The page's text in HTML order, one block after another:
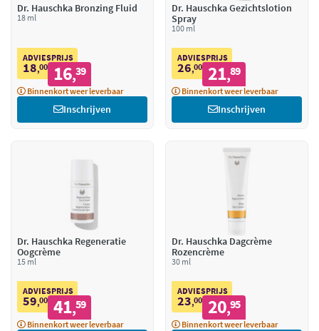
Dr. Hauschka Bronzing Fluid
18 ml
ADVIESPRIJS
18,00 16,39
Binnenkort weer leverbaar
Inschrijven
Dr. Hauschka Gezichtslotion
Spray
100 ml
ADVIESPRIJS
26,00 21,89
Binnenkort weer leverbaar
Inschrijven
Dr. Hauschka Regeneratie
Oogcrème
15 ml
ADVIESPRIJS
59,00 41,59
Binnenkort weer leverbaar
Dr. Hauschka Dagcrème
Rozencrème
30 ml
ADVIESPRIJS
23,00 20,95
Binnenkort weer leverbaar